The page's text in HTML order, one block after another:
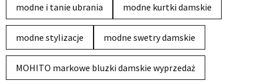
modne i tanie ubrania modne kurtki damskie
modne stylizacje modne swetry damskie
MOHITO markowe bluzki damskie wyprzedaż